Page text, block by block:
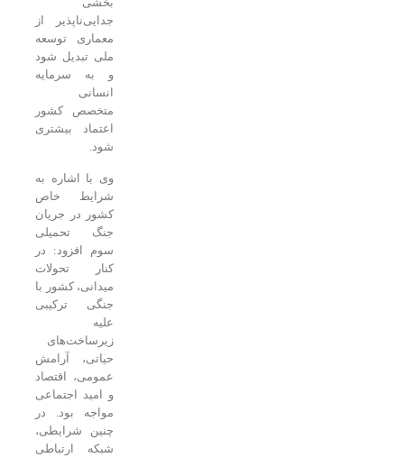
جدایی‌ناپذیر از
معماری توسعه
ملی تبدیل شود
و به سرمایه
متخصص کشور
اعتماد بیشتری
وی با اشاره به
شرایط خاص
کشور در جریان
جنگ تحمیلی
سوم افزود: در
کنار تحولات
میدانی، کشور با
جنگی ترکیبی
حیاتی، آرامش
عمومی، اقتصاد
و امید اجتماعی
مواجه بود. در
چنین شرایطی،
شبکه ارتباطی